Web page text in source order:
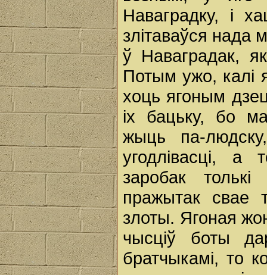
Наваградку, i
злітаваўся нада
ў Наваградак,
Потым ужо, калі
хоць ягоным
ix бацьку, бо
жыць па-
угодлівасці, а
заробак
пражытак свае
злоты. Ягоная
чысціў боты
братчыкамі, то